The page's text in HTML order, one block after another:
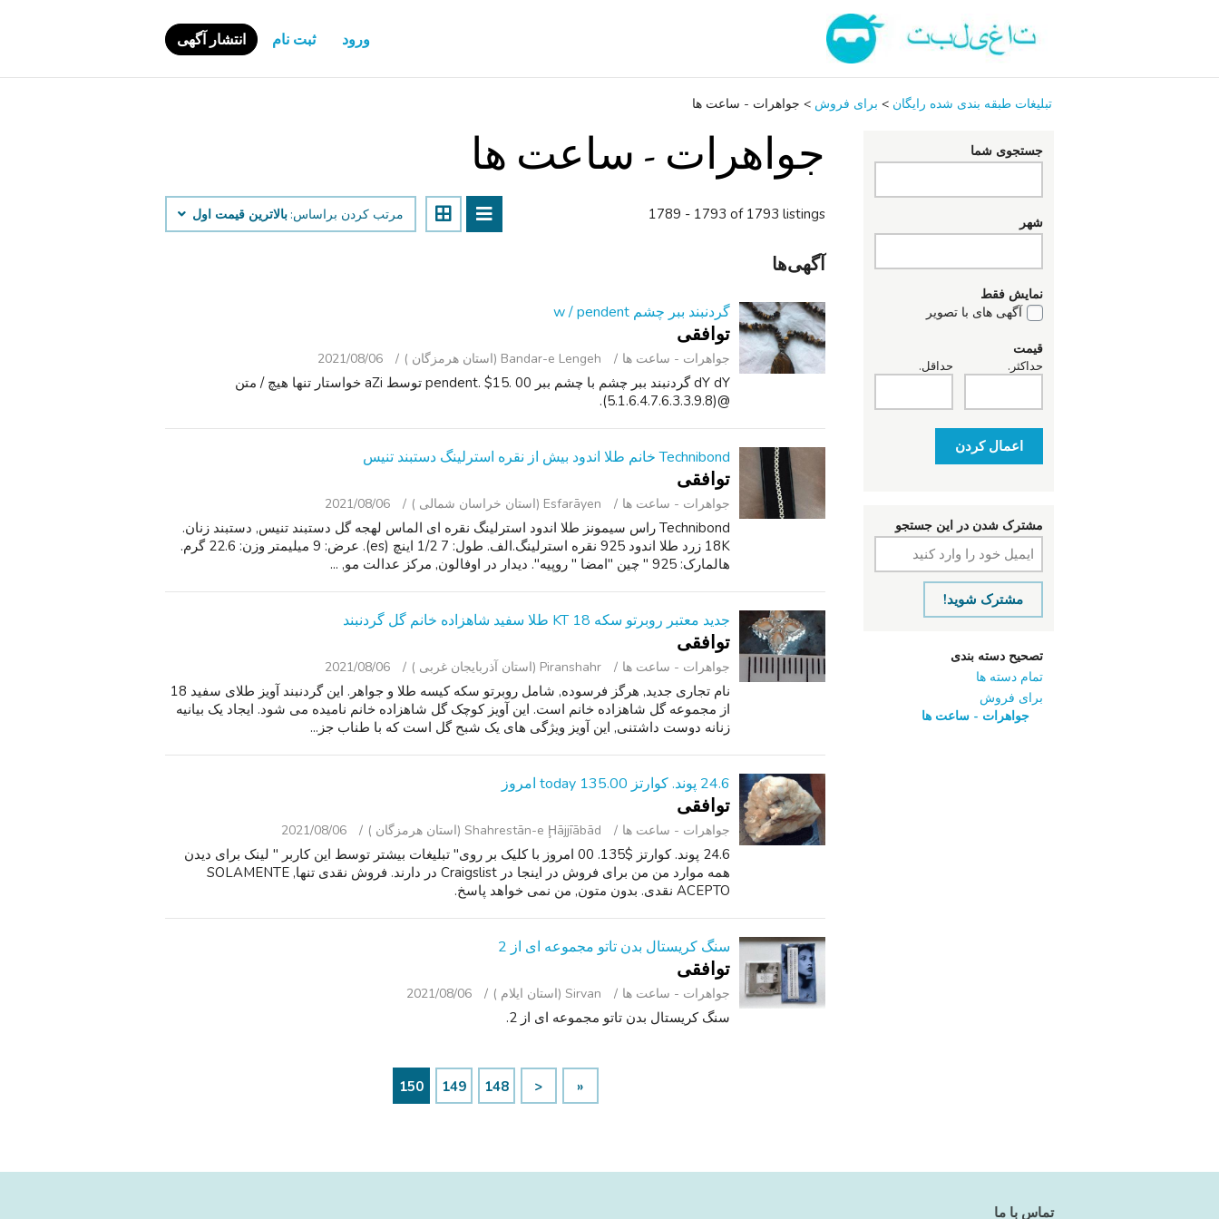
ورود ثبت نام انتشار آگهی
تبلیغات طبقه بندی شده رایگان > برای فروش > جواهرات - ساعت ‌ها
جستجوی شما
شهر
نمایش فقط
آگهی های با تصویر
قیمت
حداقل. حداکثر.
اعمال کردن
مشترک شدن در این جستجو
مشترک شوید!
تصحیح دسته بندی
تمام دسته ها
برای فروش
جواهرات - ساعت ‌ها
جواهرات - ساعت ‌ها
1789 - 1793 of 1793 listings مرتب کردن براساس: بالاترین قیمت اول
آگهی‌ها
گردنبند ببر چشم w / pendent
توافقی
جواهرات - ساعت ‌ها Bandar-e Lengeh (استان هرمزگان ) 2021/08/06
dY dY گردنبند ببر چشم با چشم ببر pendent. $15. 00 توسط aZi خواستار تنها هیچ / متن
@(5.1.6.4.7.6.3.3.9.8).
Technibond خانم طلا اندود بیش از نقره استرلینگ دستبند تنیس
توافقی
جواهرات - ساعت ‌ها Esfarāyen (استان خراسان شمالی ) 2021/08/06
Technibond راس سیمونز طلا اندود استرلینگ نقره ای الماس لهجه گل دستبند تنیس, دستبند زنان.
18K زرد طلا اندود 925 نقره استرلینگ.الف. طول: 7 1/2 اینچ (es). عرض: 9 میلیمتر وزن: 22.6 گرم.
هالمارک: 925 " چین "امضا " روپیه". دیدار در اوفالون, مرکز عدالت مو, ...
جدید معتبر روبرتو سکه 18 KT طلا سفید شاهزاده خانم گل گردنبند
توافقی
جواهرات - ساعت ‌ها Piranshahr (استان آذربایجان غربی ) 2021/08/06
نام تجاری جدید, هرگز فرسوده, شامل روبرتو سکه کیسه طلا و جواهر. این گردنبند آویز طلای سفید 18
از مجموعه گل شاهزاده خانم است. این آویز کوچک گل شاهزاده خانم نامیده می شود. ایجاد یک بیانیه
زنانه دوست داشتنی, این آویز ویژگی های یک شبح گل است که با طناب جز...
24.6 پوند. کوارتز today 135.00 امروز
توافقی
جواهرات - ساعت ‌ها Shahrestān-e Ḩājjīābād (استان هرمزگان ) 2021/08/06
24.6 پوند. کوارتز $135. 00 امروز با کلیک بر روی" تبلیغات بیشتر توسط این کاربر " لینک برای دیدن
همه موارد من من برای فروش در اینجا در Craigslist در دارند. فروش نقدی تنها, SOLAMENTE
ACEPTO نقدی. بدون متون, من نمی خواهد پاسخ.
سنگ کریستال بدن تاتو مجموعه ای از 2
توافقی
جواهرات - ساعت ‌ها Sirvan (استان ایلام ) 2021/08/06
سنگ کریستال بدن تاتو مجموعه ای از 2.
«
<
148
149
150
تماس با ما